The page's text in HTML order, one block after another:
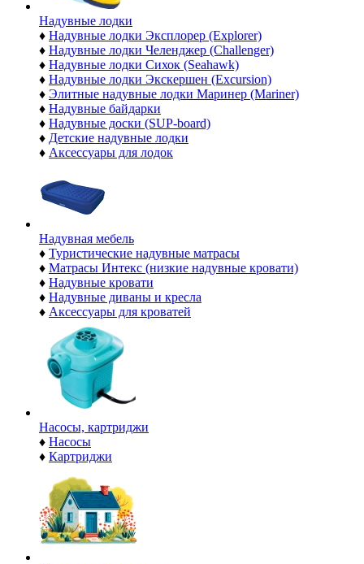
Надувные лодки
♦ Надувные лодки Эксплорер (Explorer)
♦ Надувные лодки Челенджер (Challenger)
♦ Надувные лодки Сихок (Seahawk)
♦ Надувные лодки Экскершен (Excursion)
♦ Элитные надувные лодки Маринер (Mariner)
♦ Надувные байдарки
♦ Надувные доски (SUP-board)
♦ Детские надувные лодки
♦ Аксессуары для лодок
Надувная мебель
♦ Туристические надувные матрасы
♦ Матрасы Интекс (низкие надувные кровати)
♦ Надувные кровати
♦ Надувные диваны и кресла
♦ Аксессуары для кроватей
Насосы, картриджи
♦ Насосы
♦ Картриджи